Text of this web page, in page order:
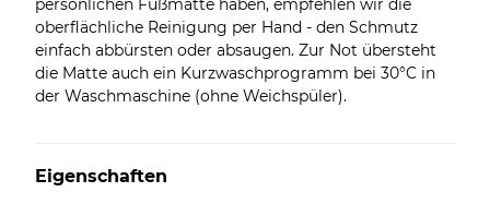
persönlichen Fußmatte haben, empfehlen wir die
oberflächliche Reinigung per Hand - den Schmutz
einfach abbürsten oder absaugen. Zur Not übersteht
die Matte auch ein Kurzwaschprogramm bei 30°C in
der Waschmaschine (ohne Weichspüler).
Eigenschaften